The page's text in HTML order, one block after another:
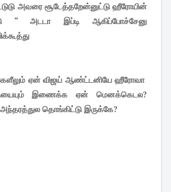
அவரை சூடேத்தறேன்னுட்டு ஹீரோயின்
“ அடடா இப்டி ஆகிப்போச்சேனு
ஏன் விஜய் ஆண்ட்டனியே ஹீரோவா
இணைக்க ஏன் மெனக்கெடல?
தொங்கிட்டு இருக்கே?